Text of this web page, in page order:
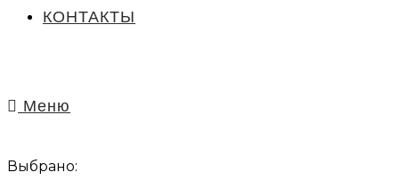
КОНТАКТЫ
Меню
Выбрано: